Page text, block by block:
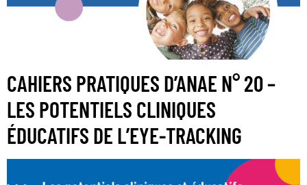
CAHIERS PRATIQUES D’ANAE N° 20 –
LES POTENTIELS CLINIQUES
ÉDUCATIFS DE L’EYE-TRACKING